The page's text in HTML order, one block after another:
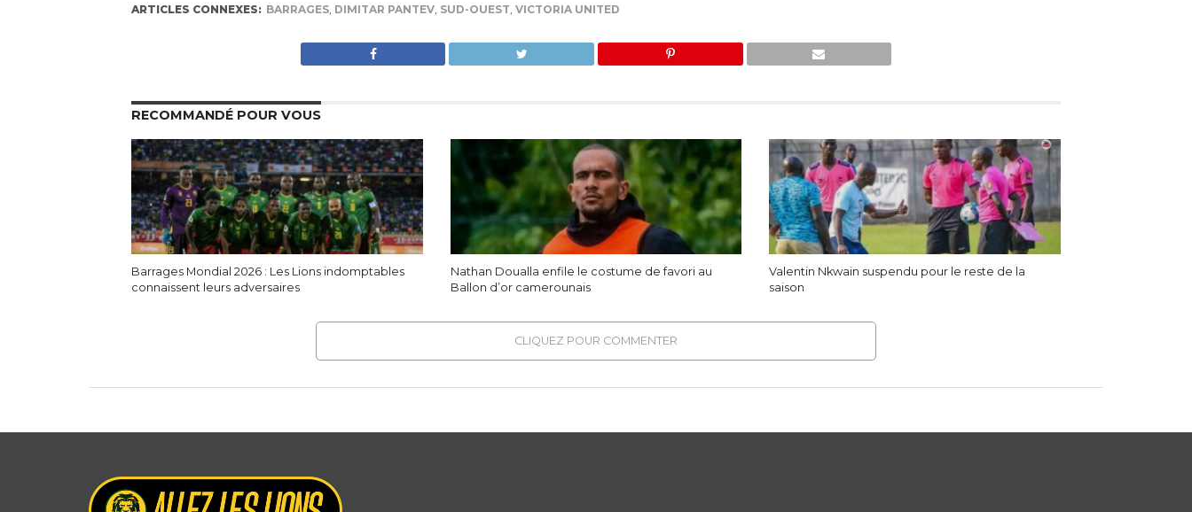
ARTICLES CONNEXES: BARRAGES, DIMITAR PANTEV, SUD-OUEST, VICTORIA UNITED
RECOMMANDÉ POUR VOUS
Barrages Mondial 2026 : Les Lions indomptables
connaissent leurs adversaires
Nathan Doualla enfile le costume de favori au
Ballon d’or camerounais
Valentin Nkwain suspendu pour le reste de la
saison
CLIQUEZ POUR COMMENTER